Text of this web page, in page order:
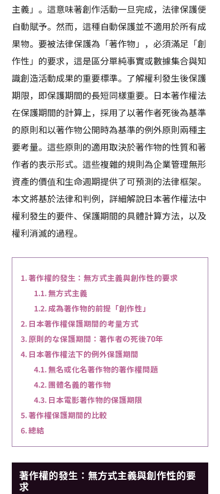
主義」。這意味著創作活動一旦完成，法律保護便
自動賦予。然而，這種自動保護並不適用於所有成
果物。要被法律保護為「著作物」，必須滿足「創
作性」的要求，這是區分單純事實或數據集合與知
識創造活動成果的重要標準。了解權利發生後保護
期限，即保護期間的長短同樣重要。日本著作權法
在保護期間的計算上，採用了以著作者死後為基準
的原則和以著作物公開時為基準的例外原則兩種主
要考量。這些原則的適用取決於著作物的性質和著
作者的表示形式。這些複雜的規則為企業管理無形
資產的價值和生命週期提供了可預測的法律框架。
本文將基於法律和判例，詳細解說日本著作權法中
權利發生的要件、保護期間的具體計算方法，以及
權利消滅的過程。
著作權的發生：無方式主義與創作性的要求
無方式主義
成為著作物的前提「創作性」
日本著作權保護期間的考量方式
原則的な保護期間：著作者の死後70年
日本著作權法下的例外保護期間
無名或化名著作物的著作權問題
團體名義的著作物
日本電影著作物的保護期限
著作權保護期間的比較
總結
著作權的發生：無方式主義與創作性的要
求